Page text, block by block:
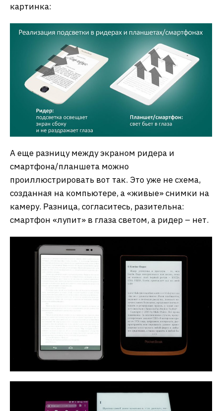
картинка:
А еще разницу между экраном ридера и
смартфона/планшета можно
проиллюстрировать вот так. Это уже не схема,
созданная на компьютере, а «живые» снимки на
камеру. Разница, согласитесь, разительна:
смартфон «лупит» в глаза светом, а ридер – нет.